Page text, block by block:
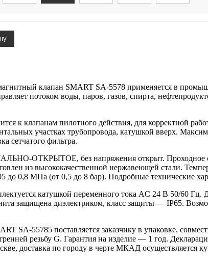
клапан SMART SA-5578 применяется в
потоком воды, паров, газов, спирта,
к клапанам пилотного действия, для корректной
участках трубопровода, катушкой вверх.
сетчатого фильтра.
ОТКРЫТОЕ, без напряжения открыт. Проходное
из высококачественной нержавеющей стали.
до 0,8 МПа (от 0,5 до 8 бар). Подробные технические
катушкой переменного тока AC 24 В 50/60
защищена диэлектриком, класс защиты — IP65.
SA-55785 поставляется заказчику в упаковке,
резьбу G. Гарантия на изделие — 1 год.
доставка по городу в черте МКАД осуществляется